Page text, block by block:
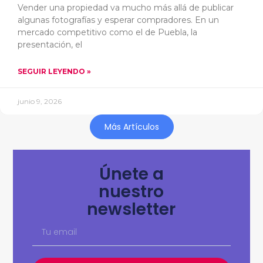
Vender una propiedad va mucho más allá de publicar
algunas fotografías y esperar compradores. En un
mercado competitivo como el de Puebla, la
presentación, el
SEGUIR LEYENDO »
junio 9, 2026
Más Artículos
Únete a
nuestro
newsletter